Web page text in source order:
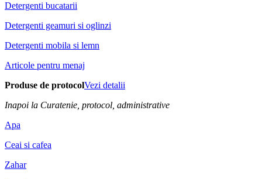
Detergenti bucatarii
Detergenti geamuri si oglinzi
Detergenti mobila si lemn
Articole pentru menaj
Produse de protocolVezi detalii
Inapoi la Curatenie, protocol, administrative
Apa
Ceai si cafea
Zahar